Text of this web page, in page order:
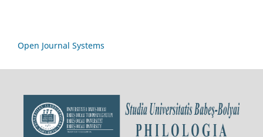
Open Journal Systems